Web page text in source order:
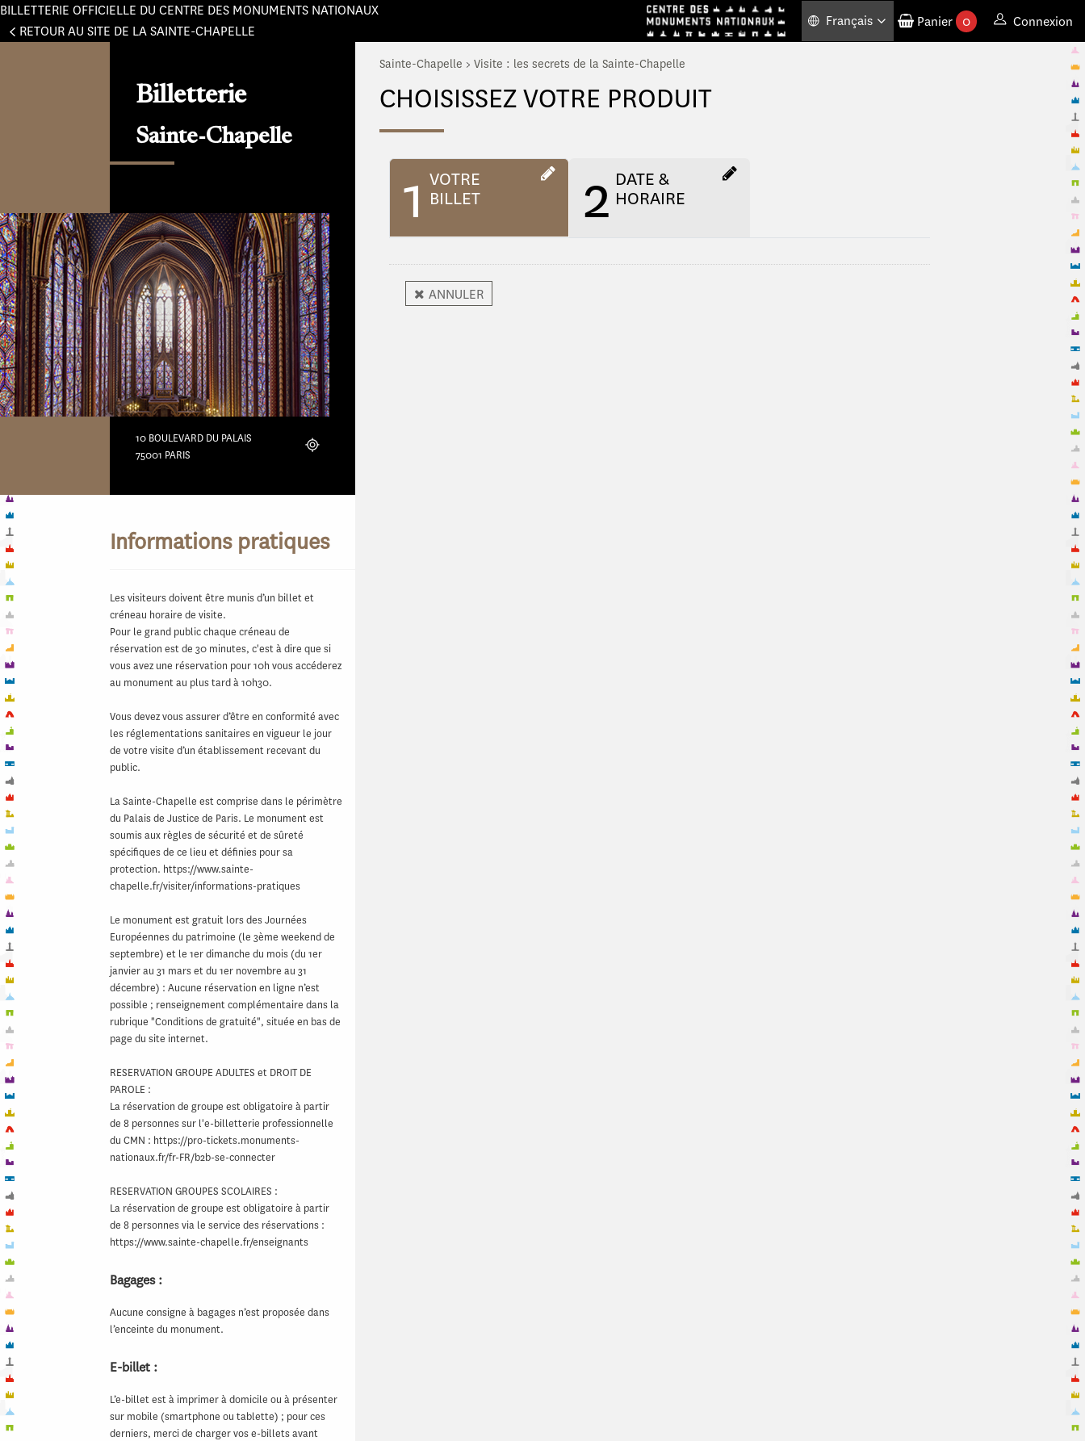
BILLETTERIE OFFICIELLE DU CENTRE DES MONUMENTS NATIONAUX
RETOUR AU SITE DE LA SAINTE-CHAPELLE
Français Panier 0 Connexion
Billetterie
Sainte-Chapelle
10 BOULEVARD DU PALAIS
75001 PARIS
Localiser
Informations pratiques
Les visiteurs doivent être munis d’un billet et
créneau horaire de visite.
Pour le grand public chaque créneau de
réservation est de 30 minutes, c'est à dire que si
vous avez une réservation pour 10h vous accéderez
au monument au plus tard à 10h30.
Vous devez vous assurer d’être en conformité avec
les réglementations sanitaires en vigueur le jour
de votre visite d’un établissement recevant du
public.
La Sainte-Chapelle est comprise dans le périmètre
du Palais de Justice de Paris. Le monument est
soumis aux règles de sécurité et de sûreté
spécifiques de ce lieu et définies pour sa
protection. https://www.sainte-
chapelle.fr/visiter/informations-pratiques
Le monument est gratuit lors des Journées
Européennes du patrimoine (le 3ème weekend de
septembre) et le 1er dimanche du mois (du 1er
janvier au 31 mars et du 1er novembre au 31
décembre) : Aucune réservation en ligne n’est
possible ; renseignement complémentaire dans la
rubrique "Conditions de gratuité", située en bas de
page du site internet.
RESERVATION GROUPE ADULTES et DROIT DE
PAROLE :
La réservation de groupe est obligatoire à partir
de 8 personnes sur l'e-billetterie professionnelle
du CMN : https://pro-tickets.monuments-
nationaux.fr/fr-FR/b2b-se-connecter
RESERVATION GROUPES SCOLAIRES :
La réservation de groupe est obligatoire à partir
de 8 personnes via le service des réservations :
https://www.sainte-chapelle.fr/enseignants
Bagages :
Aucune consigne à bagages n’est proposée dans
l’enceinte du monument.
E-billet :
L’e-billet est à imprimer à domicile ou à présenter
sur mobile (smartphone ou tablette) ; pour ces
derniers, merci de charger vos e-billets avant
Sainte-Chapelle > Visite : les secrets de la Sainte-Chapelle
CHOISISSEZ VOTRE PRODUIT
1 VOTRE
BILLET
2 DATE &
HORAIRE
ANNULER
Panneau de gestion des cookies